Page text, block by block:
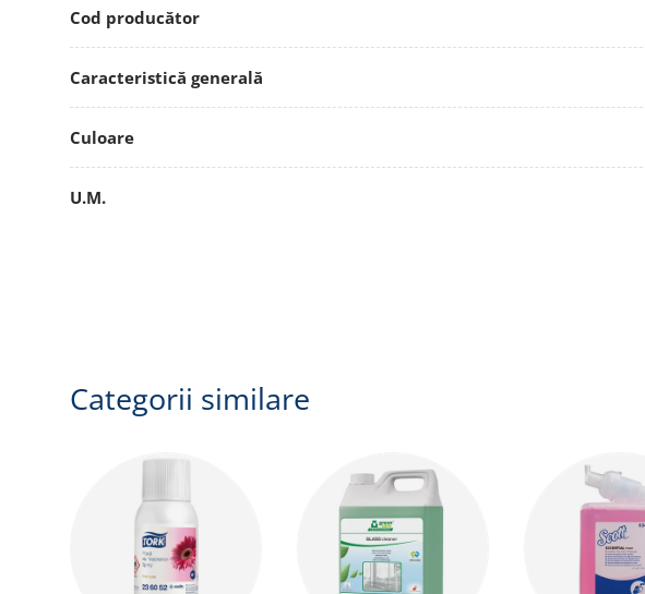
Cod producător
Caracteristică generală
Culoare
U.M.
Categorii similare